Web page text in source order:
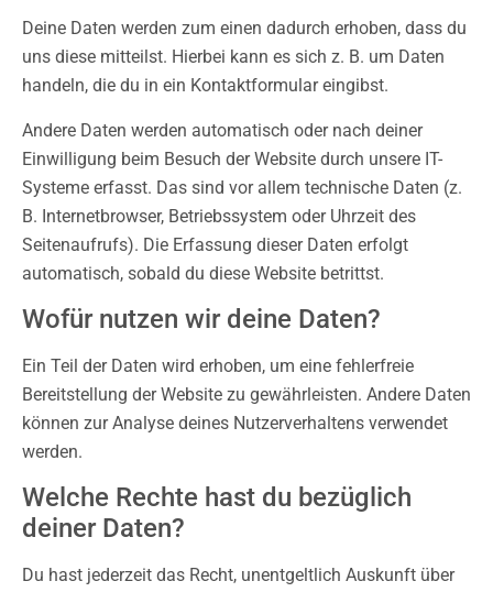
Deine Daten werden zum einen dadurch erhoben, dass du
uns diese mitteilst. Hierbei kann es sich z. B. um Daten
handeln, die du in ein Kontaktformular eingibst.
Andere Daten werden automatisch oder nach deiner
Einwilligung beim Besuch der Website durch unsere IT-
Systeme erfasst. Das sind vor allem technische Daten (z.
B. Internetbrowser, Betriebssystem oder Uhrzeit des
Seitenaufrufs). Die Erfassung dieser Daten erfolgt
automatisch, sobald du diese Website betrittst.
Wofür nutzen wir deine Daten?
Ein Teil der Daten wird erhoben, um eine fehlerfreie
Bereitstellung der Website zu gewährleisten. Andere Daten
können zur Analyse deines Nutzerverhaltens verwendet
werden.
Welche Rechte hast du bezüglich
deiner Daten?
Du hast jederzeit das Recht, unentgeltlich Auskunft über